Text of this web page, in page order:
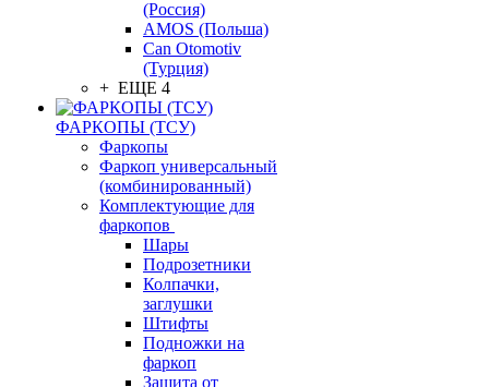
(Россия)
AMOS (Польша)
Can Otomotiv
(Турция)
+ ЕЩЕ 4
ФАРКОПЫ (ТСУ)
Фаркопы
Фаркоп универсальный
(комбинированный)
Комплектующие для
фаркопов
Шары
Подрозетники
Колпачки,
заглушки
Штифты
Подножки на
фаркоп
Защита от